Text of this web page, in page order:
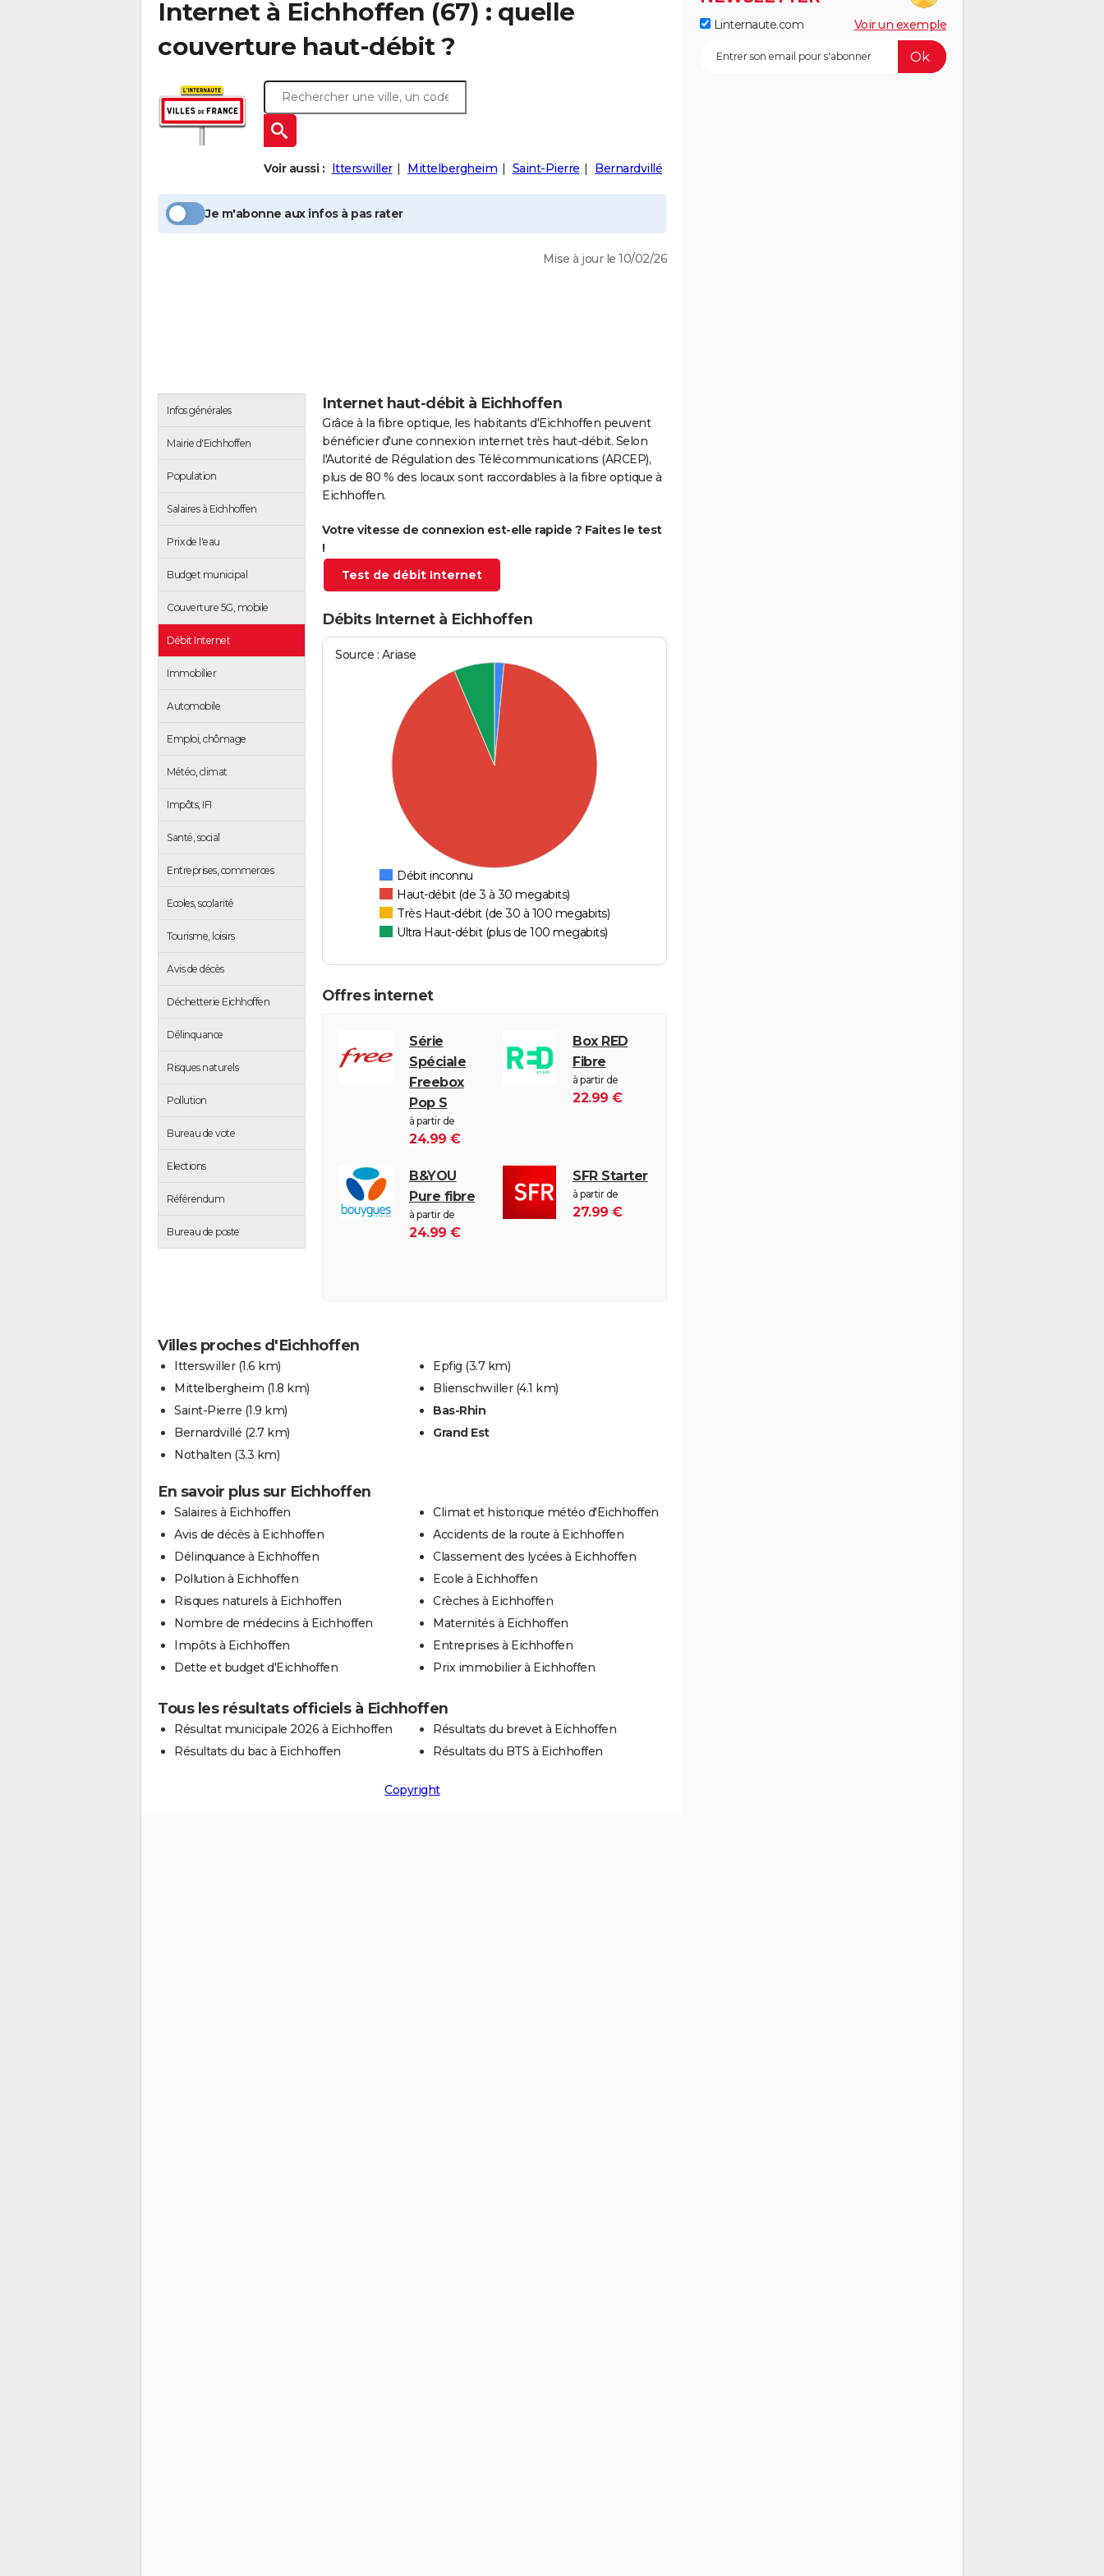
Internet à Eichhoffen (67) : quelle
couverture haut-débit ?
Voir aussi : Itterswiller Mittelbergheim Saint-Pierre Bernardvillé
Je m'abonne aux infos à pas rater
Mise à jour le 10/02/26
Infos générales
Mairie d'Eichhoffen
Population
Salaires à Eichhoffen
Prix de l'eau
Budget municipal
Couverture 5G, mobile
Débit Internet
Immobilier
Automobile
Emploi, chômage
Météo, climat
Impôts, IFI
Santé, social
Entreprises, commerces
Ecoles, scolarité
Tourisme, loisirs
Avis de décès
Déchetterie Eichhoffen
Délinquance
Risques naturels
Pollution
Bureau de vote
Elections
Référendum
Bureau de poste
Internet haut-débit à Eichhoffen
Grâce à la fibre optique, les habitants d'Eichhoffen peuvent
bénéficier d'une connexion internet très haut-débit. Selon
l'Autorité de Régulation des Télécommunications (ARCEP),
plus de 80 % des locaux sont raccordables à la fibre optique à
Eichhoffen.
Votre vitesse de connexion est-elle rapide ? Faites le test
!
Test de débit Internet
Débits Internet à Eichhoffen
Source : Ariase
Débit inconnu
Haut-débit (de 3 à 30 megabits)
Très Haut-débit (de 30 à 100 megabits)
Ultra Haut-débit (plus de 100 megabits)
Offres internet
Série
Spéciale
Freebox
Pop S
à partir de
24.99 €
Box RED
Fibre
à partir de
22.99 €
B&YOU
Pure fibre
à partir de
24.99 €
SFR Starter
à partir de
27.99 €
Villes proches d'Eichhoffen
Itterswiller (1.6 km)
Mittelbergheim (1.8 km)
Saint-Pierre (1.9 km)
Bernardvillé (2.7 km)
Nothalten (3.3 km)
Epfig (3.7 km)
Blienschwiller (4.1 km)
Bas-Rhin
Grand Est
En savoir plus sur Eichhoffen
Salaires à Eichhoffen
Avis de décès à Eichhoffen
Délinquance à Eichhoffen
Pollution à Eichhoffen
Risques naturels à Eichhoffen
Nombre de médecins à Eichhoffen
Impôts à Eichhoffen
Dette et budget d'Eichhoffen
Climat et historique météo d'Eichhoffen
Accidents de la route à Eichhoffen
Classement des lycées à Eichhoffen
Ecole à Eichhoffen
Crèches à Eichhoffen
Maternités à Eichhoffen
Entreprises à Eichhoffen
Prix immobilier à Eichhoffen
Tous les résultats officiels à Eichhoffen
Résultat municipale 2026 à Eichhoffen
Résultats du bac à Eichhoffen
Résultats du brevet à Eichhoffen
Résultats du BTS à Eichhoffen
Copyright
Linternaute.com Voir un exemple